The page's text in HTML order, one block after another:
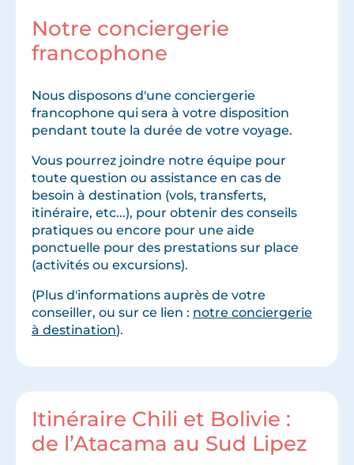
Notre conciergerie
francophone
Nous disposons d'une conciergerie
francophone qui sera à votre disposition
pendant toute la durée de votre voyage.
Vous pourrez joindre notre équipe pour
toute question ou assistance en cas de
besoin à destination (vols, transferts,
itinéraire, etc...), pour obtenir des conseils
pratiques ou encore pour une aide
ponctuelle pour des prestations sur place
(activités ou excursions).
(Plus d'informations auprès de votre
conseiller, ou sur ce lien : notre conciergerie
à destination).
Itinéraire Chili et Bolivie :
de l’Atacama au Sud Lipez